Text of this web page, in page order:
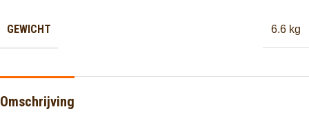
GEWICHT 6.6 kg
Omschrijving